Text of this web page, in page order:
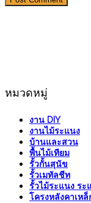
หมวดหมู่
งาน DIY
งานไม้ระแนง
บ้านและสวน
พื้นไม้เทียม
รั้วกั้นสุนัข
รั้วเมทัลชีท
รั้วไม้ระแนง ระ
โครงหลังคาเหล็